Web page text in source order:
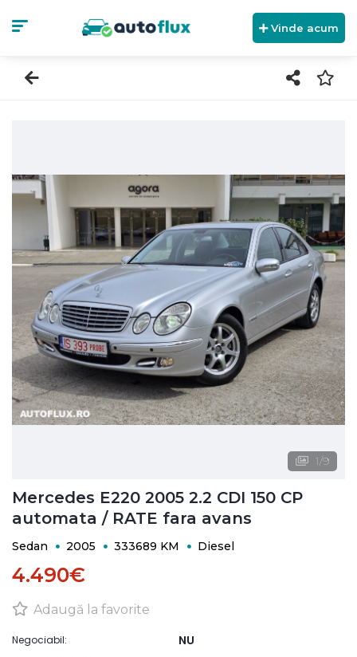
Vinde acum
1/9
Mercedes E220 2005 2.2 CDI 150 CP
automata / RATE fara avans
Sedan 2005 333689 KM Diesel
4.490€
Adaugă la favorite
Negociabil: NU